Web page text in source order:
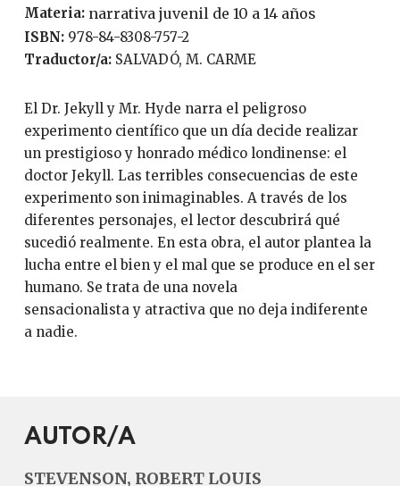
Materia: narrativa juvenil de 10 a 14 años
ISBN:
978-84-8308-757-2
Traductor/a:
SALVADÓ, M. CARME
El Dr. Jekyll y Mr. Hyde narra el peligroso
experimento científico que un día decide realizar
un prestigioso y honrado médico londinense: el
doctor Jekyll. Las terribles consecuencias de este
experimento son inimaginables. A través de los
diferentes personajes, el lector descubrirá qué
sucedió realmente. En esta obra, el autor plantea la
lucha entre el bien y el mal que se produce en el ser
humano. Se trata de una novela
sensacionalista y atractiva que no deja indiferente
a nadie.
AUTOR/A
STEVENSON, ROBERT LOUIS